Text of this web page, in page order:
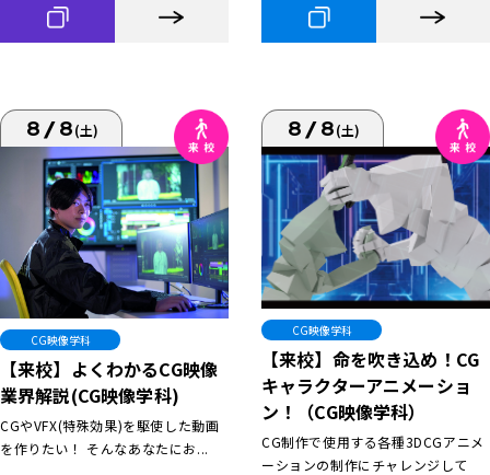
8/8(土)
CG映像学科
【来校】よくわかるCG映像
業界解説(CG映像学科)
CGやVFX(特殊効果)を駆使した動画
を作りたい！ そんなあなたにお...
8/8(土)
CG映像学科
【来校】命を吹き込め！CG
キャラクターアニメーショ
ン！（CG映像学科）
CG制作で使用する各種3DCGアニメ
ーションの制作にチャレンジして